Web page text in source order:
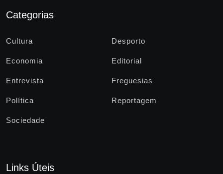
Categorias
Cultura Desporto
Economia Editorial
Entrevista Freguesias
Política Reportagem
Sociedade
Links Úteis